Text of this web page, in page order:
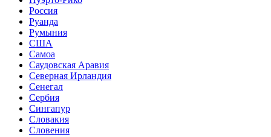
Россия
Руанда
Румыния
США
Самоа
Саудовская Аравия
Северная Ирландия
Сенегал
Сербия
Сингапур
Словакия
Словения